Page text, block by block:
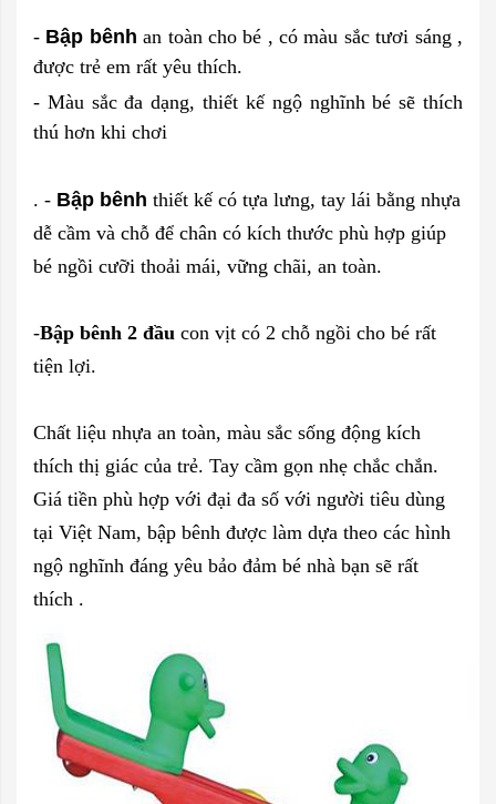
- Bập bênhan toàn cho bé , có màu sắc tươi sáng ,
được trẻ em rất yêu thích.
- Màu sắc đa dạng, thiết kế ngộ nghĩnh bé sẽ thích
thú hơn khi chơi
. - Bập bênh thiết kế có tựa lưng, tay lái bằng nhựa
dễ cầm và chỗ để chân có kích thước phù hợp giúp
bé ngồi cưỡi thoải mái, vững chãi, an toàn.
-Bập bênh 2 đầu con vịt có 2 chỗ ngồi cho bé rất
tiện lợi.
Chất liệu nhựa an toàn, màu sắc sống động kích
thích thị giác của trẻ. Tay cầm gọn nhẹ chắc chắn.
Giá tiền phù hợp với đại đa số với người tiêu dùng
tại Việt Nam, bập bênh được làm dựa theo các hình
ngộ nghĩnh đáng yêu bảo đảm bé nhà bạn sẽ rất
thích .